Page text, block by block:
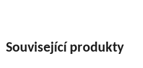
Související produkty